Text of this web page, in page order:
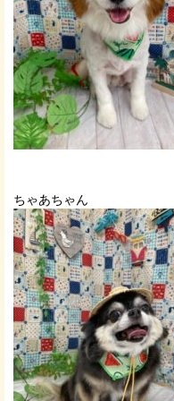
ちゃあちゃん